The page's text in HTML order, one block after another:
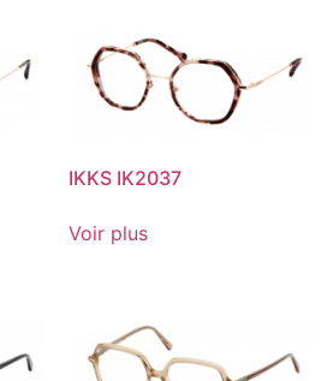
IKKS IK2037
Voir plus